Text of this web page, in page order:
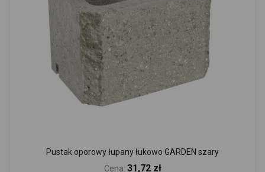
Pustak oporowy łupany łukowo GARDEN szary
Cena: 31,72 zł